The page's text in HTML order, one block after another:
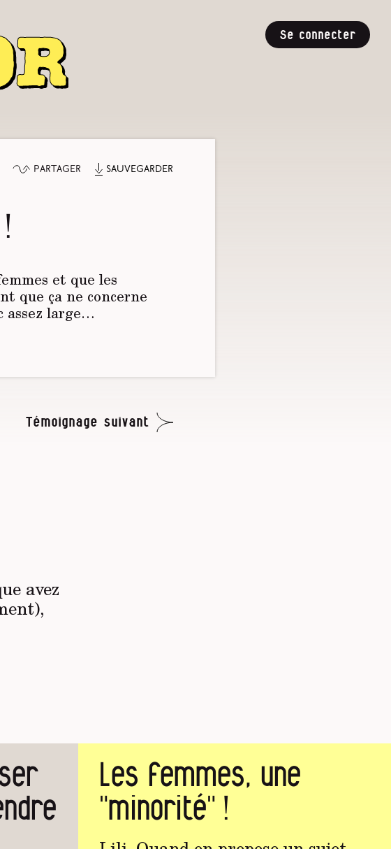
Se connecter
Partager Sauvegarder
et que les
que ça ne concerne
assez large…
Témoignage suivant
avez
Les femmes, une
"minorité" !